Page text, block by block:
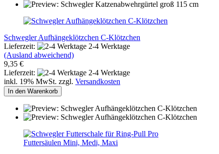
Schwegler Aufhängeklötzchen C-Klötzchen
Lieferzeit:
2-4 Werktage
(Ausland abweichend)
9,35 €
Lieferzeit:
2-4 Werktage
inkl. 19% MwSt. zzgl. Versandkosten
In den Warenkorb